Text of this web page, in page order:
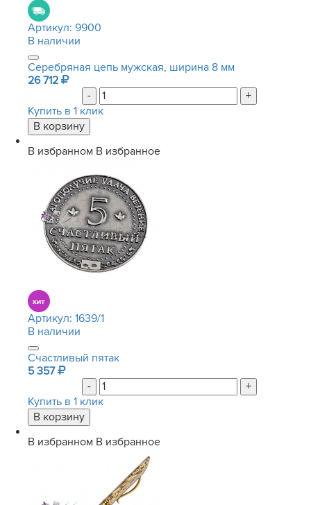
Артикул: 9900
В наличии
Серебряная цепь мужская, ширина 8 мм
26 712
-
+
Купить в 1 клик
В избранном В избранное
Артикул: 1639/1
В наличии
Счастливый пятак
5 357
-
+
Купить в 1 клик
В избранном В избранное